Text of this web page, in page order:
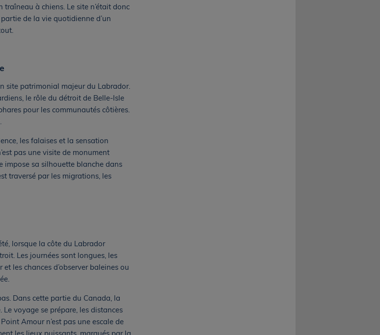
à chiens. Le site n’était donc
de la vie quotidienne d’un
site patrimonial majeur du Labrador.
le rôle du détroit de Belle-Isle
pour les communautés côtières.
les falaises et la sensation
pas une visite de monument
impose sa silhouette blanche dans
traversé par les migrations, les
lorsque la côte du Labrador
Les journées sont longues, les
les chances d’observer baleines ou
Dans cette partie du Canada, la
voyage se prépare, les distances
Amour n’est pas une escale de